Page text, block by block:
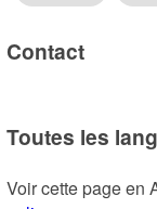
Contact
Toutes les
Voir cette page en